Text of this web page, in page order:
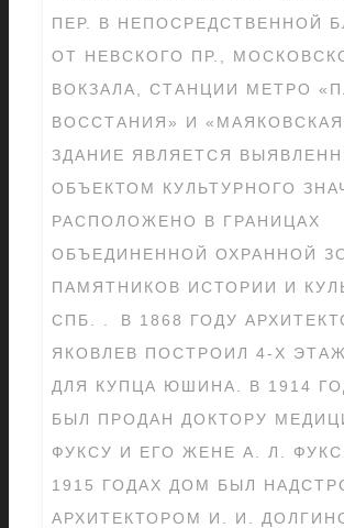
ПЕР. В НЕПОСРЕДСТВЕННОЙ
ОТ НЕВСКОГО ПР.,
ВОКЗАЛА, СТАНЦИИ МЕТРО
ВОССТАНИЯ» И
ЗДАНИЕ ЯВЛЯЕТСЯ
ОБЪЕКТОМ КУЛЬТУРНОГО
РАСПОЛОЖЕНО В ГРАНИЦАХ
ОБЪЕДИНЕННОЙ ОХРАННОЙ
ПАМЯТНИКОВ ИСТОРИИ И
СПБ. . В 1868 ГОДУ
ЯКОВЛЕВ ПОСТРОИЛ 4-Х
ДЛЯ КУПЦА ЮШИНА. В 1914
БЫЛ ПРОДАН ДОКТОРУ
ФУКСУ И ЕГО ЖЕНЕ А. Л.
1915 ГОДАХ ДОМ БЫЛ
АРХИТЕКТОРОМ И. И.